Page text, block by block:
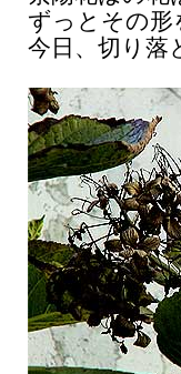
ずっとその形
今日、切り落